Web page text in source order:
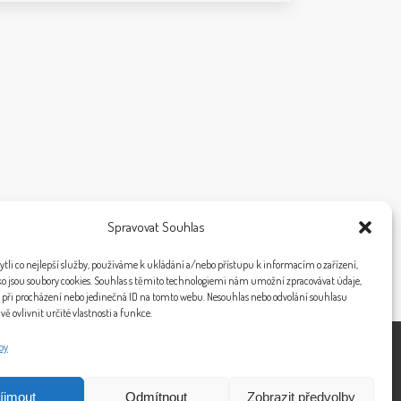
Spravovat Souhlas
co nejlepší služby, používáme k ukládání a/nebo přístupu k informacím o zařízení,
jsou soubory cookies. Souhlas s těmito technologiemi nám umožní zpracovávat údaje,
procházení nebo jedinečná ID na tomto webu. Nesouhlas nebo odvolání souhlasu
ovlivnit určité vlastnosti a funkce.
Odmítnout Zobrazit předvolby
Kontakt Blog Zásady cookies (EU)